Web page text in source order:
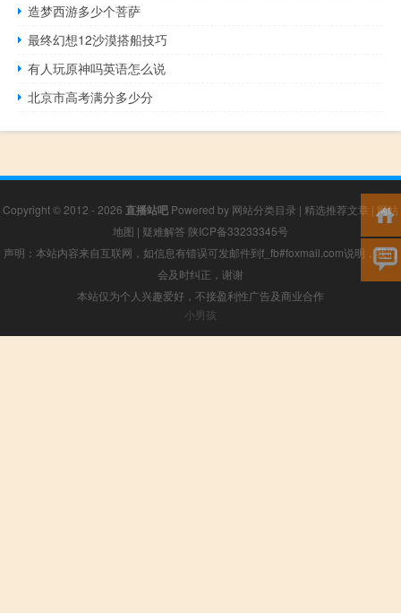
造梦西游多少个菩萨
最终幻想12沙漠搭船技巧
有人玩原神吗英语怎么说
北京市高考满分多少分
Copyright © 2012 - 2026 直播站吧 Powered by 网站分类目录 | 精选推荐文章 | 网站
地图 | 疑难解答 陕ICP备33233345号
声明：本站内容来自互联网，如信息有错误可发邮件到f_fb#foxmail.com说明，我们
会及时纠正，谢谢
本站仅为个人兴趣爱好，不接盈利性广告及商业合作
小男孩